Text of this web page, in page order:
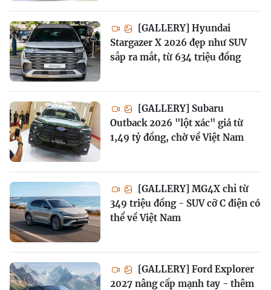
[GALLERY] Hyundai
Stargazer X 2026 đẹp như SUV
sắp ra mắt, từ 634 triệu đồng
[GALLERY] Subaru
Outback 2026 "lột xác" giá từ
1,49 tỷ đồng, chờ về Việt Nam
[GALLERY] MG4X chỉ từ
349 triệu đồng - SUV cỡ C điện có
thể về Việt Nam
[GALLERY] Ford Explorer
2027 nâng cấp mạnh tay - thêm